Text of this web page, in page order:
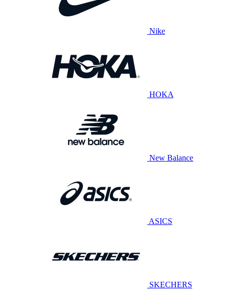
Nike
HOKA
New Balance
ASICS
SKECHERS